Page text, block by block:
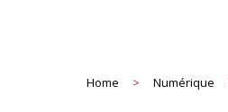
Home > Numérique